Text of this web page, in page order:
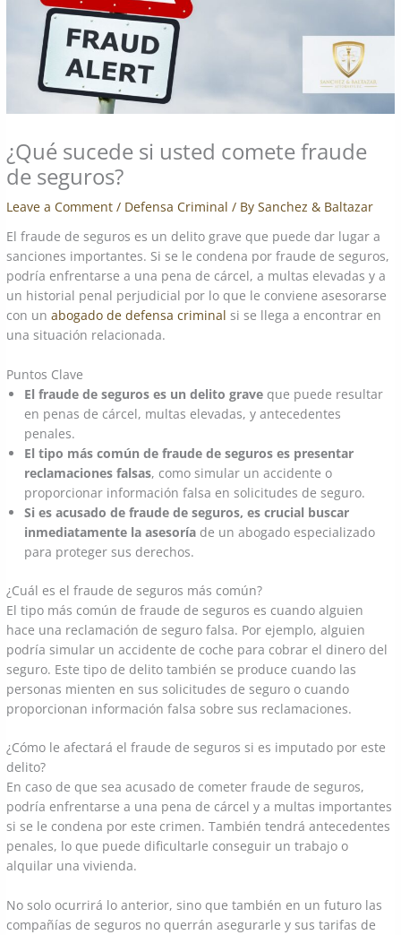
¿Qué sucede si usted comete fraude
de seguros?
Leave a Comment / Defensa Criminal / BySanchez & Baltazar
El fraude de seguros es un delito grave que puede dar lugar a
sanciones importantes. Si se le condena por fraude de seguros,
podría enfrentarse a una pena de cárcel, a multas elevadas y a
un historial penal perjudicial por lo que le conviene asesorarse
con unabogado de defensa criminal si se llega a encontrar en
una situación relacionada.
Puntos Clave
El fraude de seguros es un delito grave que puede resultar
en penas de cárcel, multas elevadas, y antecedentes
penales.
El tipo más común de fraude de seguros es presentar
reclamaciones falsas, como simular un accidente o
proporcionar información falsa en solicitudes de seguro.
Si es acusado de fraude de seguros, es crucial buscar
inmediatamente la asesoría de un abogado especializado
para proteger sus derechos.
¿Cuál es el fraude de seguros más común?
El tipo más común de fraude de seguros es cuando alguien
hace una reclamación de seguro falsa. Por ejemplo, alguien
podría simular un accidente de coche para cobrar el dinero del
seguro. Este tipo de delito también se produce cuando las
personas mienten en sus solicitudes de seguro o cuando
proporcionan información falsa sobre sus reclamaciones.
¿Cómo le afectará el fraude de seguros si es imputado por este
delito?
En caso de que sea acusado de cometer fraude de seguros,
podría enfrentarse a una pena de cárcel y a multas importantes
si se le condena por este crimen. También tendrá antecedentes
penales, lo que puede dificultarle conseguir un trabajo o
alquilar una vivienda.
No solo ocurrirá lo anterior, sino que también en un futuro las
compañías de seguros no querrán asegurarle y sus tarifas de